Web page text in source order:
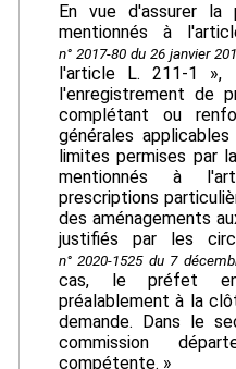
En vue d'assurer
mentionnés à
n° 2017-80 du 26 janvier
l'article L. 211-1
l'enregistrement de
complétant ou
générales
limites permises par
mentionnés à
prescriptions
des aménagements
justifiés par les
n° 2020-1525 du 7
cas, le préfet en
préalablement à la
demande. Dans le
commission
compétente. »